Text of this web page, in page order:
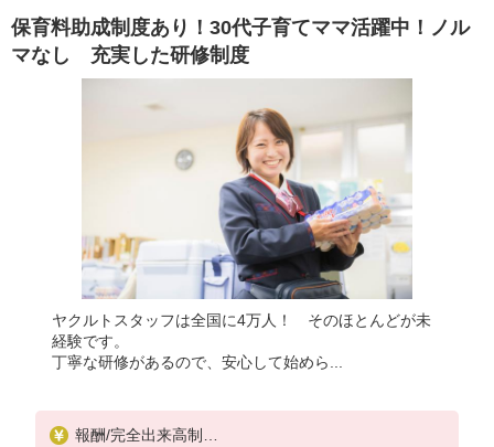
保育料助成制度あり！30代子育てママ活躍中！ノル
マなし 充実した研修制度
ヤクルトスタッフは全国に4万人！ そのほとんどが未
経験です。
丁寧な研修があるので、安心して始めら...
報酬/完全出来高制